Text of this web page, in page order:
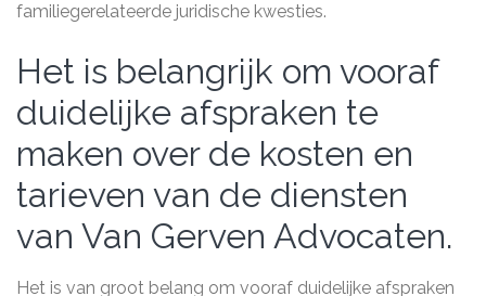
familiegerelateerde juridische kwesties.
Het is belangrijk om vooraf
duidelijke afspraken te
maken over de kosten en
tarieven van de diensten
van Van Gerven Advocaten.
Het is van groot belang om vooraf duidelijke afspraken